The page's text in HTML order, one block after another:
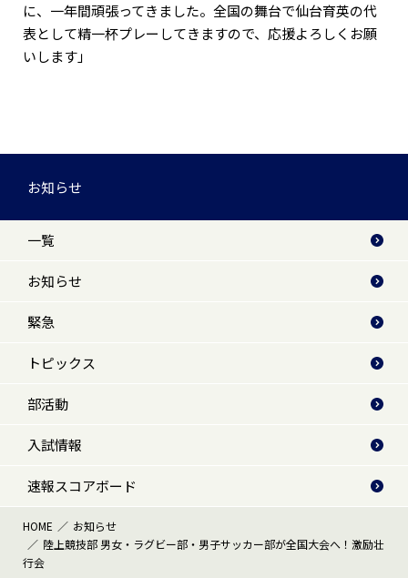
に、一年間頑張ってきました。全国の舞台で仙台育英の代
表として精一杯プレーしてきますので、応援よろしくお願
いします」
お知らせ
一覧
お知らせ
緊急
トピックス
部活動
入試情報
速報スコアボード
HOME
お知らせ
陸上競技部 男女・ラグビー部・男子サッカー部が全国大会へ！激励壮
行会